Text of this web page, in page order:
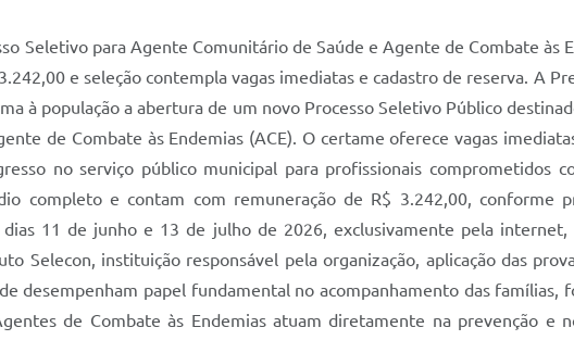
Seletivo para Agente Comunitário de Saúde e Agente de Combate às
e seleção contempla vagas imediatas e cadastro de reserva. A
à população a abertura de um novo Processo Seletivo Público
de Combate às Endemias (ACE). O certame oferece vagas
no serviço público municipal para profissionais comprometidos
completo e contam com remuneração de R$ 3.242,00, conforme
11 de junho e 13 de julho de 2026, exclusivamente pela
Selecon, instituição responsável pela organização, aplicação das
desempenham papel fundamental no acompanhamento das famílias,
de Combate às Endemias atuam diretamente na prevenção e